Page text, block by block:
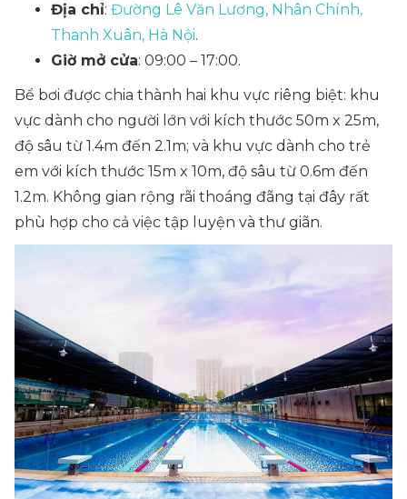
Địa chỉ: Đường Lê Văn Lương, Nhân Chính,
Thanh Xuân, Hà Nội.
Giờ mở cửa: 09:00 – 17:00.
Bể bơi được chia thành hai khu vực riêng biệt: khu
vực dành cho người lớn với kích thước 50m x 25m,
độ sâu từ 1.4m đến 2.1m; và khu vực dành cho trẻ
em với kích thước 15m x 10m, độ sâu từ 0.6m đến
1.2m. Không gian rộng rãi thoáng đãng tại đây rất
phù hợp cho cả việc tập luyện và thư giãn.